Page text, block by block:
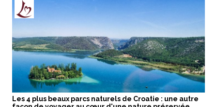
Les 4 plus beaux parcs naturels de Croatie : une autre